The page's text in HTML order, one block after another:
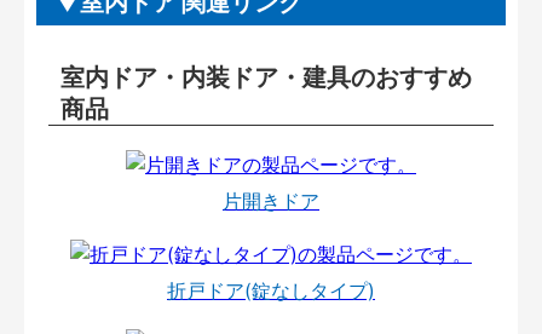
室内ドア・内装ドア・建具のおすすめ
商品
片開きドア
折戸ドア(錠なしタイプ)